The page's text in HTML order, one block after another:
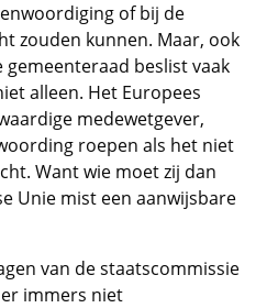
of bij de
zouden kunnen. Maar, ook
beslist vaak
alleen. Het Europees
medewetgever,
roepen als het niet
Want wie moet zij dan
Unie mist een aanwijsbare
van de staatscommissie
immers niet